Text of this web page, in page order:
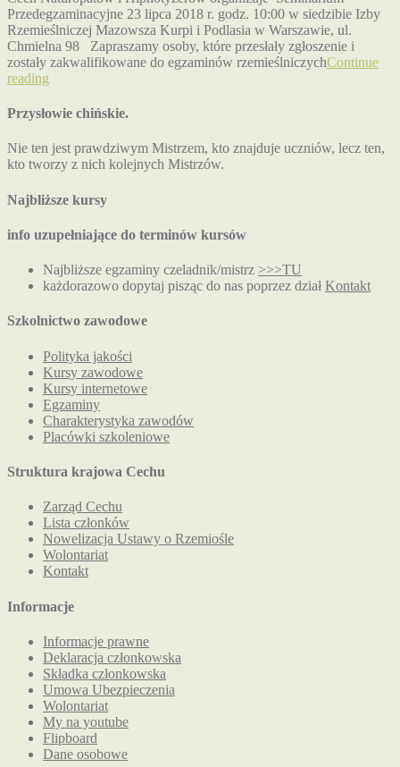
Przedegzaminacyjne 23 lipca 2018 r. godz. 10:00 w siedzibie Izby
Rzemieślniczej Mazowsza Kurpi i Podlasia w Warszawie, ul.
Chmielna 98 Zapraszamy osoby, które przesłały zgłoszenie i
zostały zakwalifikowane do egzaminów rzemieślniczychContinue
reading
Przysłowie chińskie.
Nie ten jest prawdziwym Mistrzem, kto znajduje uczniów, lecz ten,
kto tworzy z nich kolejnych Mistrzów.
Najbliższe kursy
info uzupełniające do terminów kursów
Najbliższe egzaminy czeladnik/mistrz >>>TU
każdorazowo dopytaj pisząc do nas poprzez działKontakt
Szkolnictwo zawodowe
Polityka jakości
Kursy zawodowe
Kursy internetowe
Egzaminy
Charakterystyka zawodów
Placówki szkoleniowe
Struktura krajowa Cechu
Zarząd Cechu
Lista członków
Nowelizacja Ustawy o Rzemiośle
Wolontariat
Kontakt
Informacje
Informacje prawne
Deklaracja członkowska
Składka członkowska
Umowa Ubezpieczenia
Wolontariat
My na youtube
Flipboard
Dane osobowe